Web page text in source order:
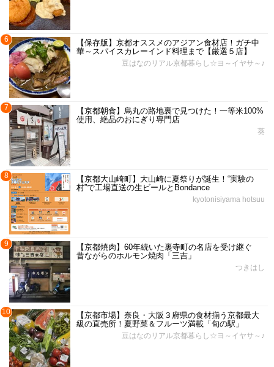
6
【保存版】京都オススメのアジアン食材店！ガチ中
華～スパイスカレーインド料理まで【厳選５店】
豆はなのリアル京都暮らし☆ヨ～イヤサ～♪
7
【京都朝食】烏丸の路地裏で見つけた！一等米100%
使用、絶品のおにぎり専門店
葵
8
【京都大山崎町】大山崎に夏祭りが誕生！“実験の
村”で工場直送の生ビールとBondance
kyotonisiyama hotsuu
9
【京都焼肉】60年続いた裏寺町の名店を受け継ぐ
昔ながらのホルモン焼肉「三吉」
つきはし
10
【京都市場】奈良・大阪３府県の食材揃う京都最大
級の直売所！夏野菜＆フルーツ満載「旬の駅」
豆はなのリアル京都暮らし☆ヨ～イヤサ～♪